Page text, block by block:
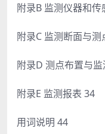
附录B 监测仪器和
附录C 监测断面与测
附录D 测点布置与监
附录E 监测报表 34
用词说明 44